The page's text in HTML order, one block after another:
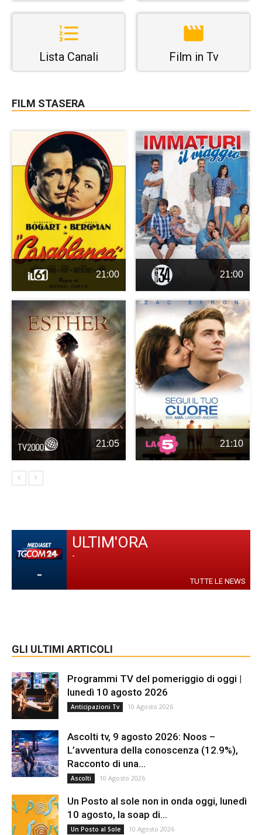
Lista Canali Film in Tv
FILM STASERA
21:00 21:00
21:05 21:10
-
ULTIM'ORA
-
TUTTE LE NEWS
GLI ULTIMI ARTICOLI
Programmi TV del pomeriggio di oggi |
lunedì 10 agosto 2026
Anticipazioni Tv 10 Agosto 2026
Ascolti tv, 9 agosto 2026: Noos –
L’avventura della conoscenza (12.9%),
Racconto di una...
Ascolti 10 Agosto 2026
Un Posto al sole non in onda oggi, lunedì
10 agosto, la soap di...
Un Posto al Sole 10 Agosto 2026